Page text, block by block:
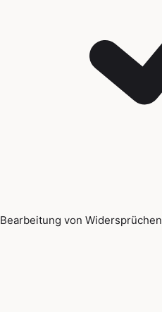
Bearbeitung von Widersprüchen